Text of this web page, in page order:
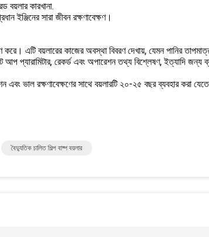
কারখানা.
ইঞ্জিনের সারা জীবন রক্ষণাবেক্ষণ।
এটি বয়লারের কাজের অবস্থা বিবরণ দেখায়, যেমন পানির
আপ প্যারামিটার, রেকর্ড এবং অপারেশন তথ্য বিশ্লেষণ, ইত্যাদি জন্য
ভাল রক্ষণাবেক্ষণের সাথে বয়লারটি ২০-২৫ বছর ব্যবহার করা
বৈদ্যুতিক চালিত শিল্প বাষ্প বয়লার